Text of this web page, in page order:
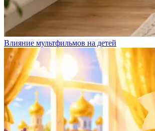
Влияние мультфильмов на детей